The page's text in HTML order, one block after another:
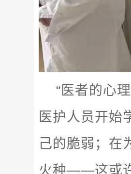
“医者的心
医护人员开始
己的脆弱；在
火种——这或